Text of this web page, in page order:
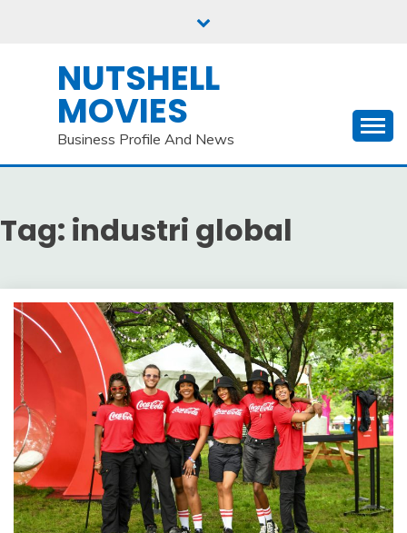
NUTSHELL
MOVIES
Business Profile And News
Tag: industri global